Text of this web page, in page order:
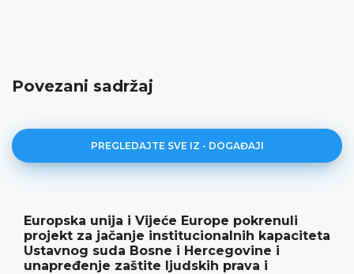
Povezani sadržaj
PREGLEDAJTE SVE IZ - DOGAĐAJI
pokrenuli
kapaciteta
i
prava i
Ustavni sud BiH
rezultate rada i novu
18.05.2026.